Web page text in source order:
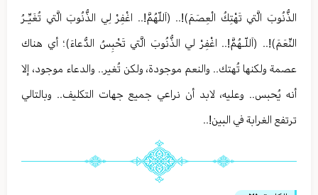
الذُّنُوبَ الَّتي تَهْتِكُ الْعِصَمَ)!.. (اَللّهُمَّ!.. اغْفِرْ لِي الذُّنُوبَ الَّتي تُغَيِّـرُ
النِّعَمَ)!.. (اَللّـهُمَّ!.. اغْفِرْ لي الذُّنُوبَ الَّتي تَحْبِسُ الدُّعاءَ)؛ أي هناك
عصمة ولكنها تُهتك.. والنعم موجودة، ولكن تُغير.. والدعاء موجود، إلا
أنه يُحبس.. وعليه، لابد أن نراعي جميع جهات التكليف.. وبالتالي
ترتفع الغرابة في البين!..